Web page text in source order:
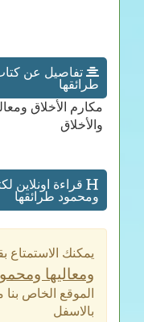
تفاصيل عن
طرائقها
مكارم الأخلاق
والأخلاق
قراءة اونلاين
ومحمود طرائقها
يمكنك الاستمتاع
ومعاليها
الموقع الخاص
بالاسفل